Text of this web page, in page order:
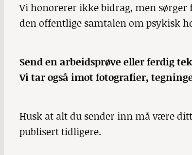
Vi honorerer ikke bidrag, men
den offentlige samtalen om psykisk
Send en arbeidsprøve eller ferdig
Vi tar også imot fotografier,
Husk at alt du sender inn må være
publisert tidligere.